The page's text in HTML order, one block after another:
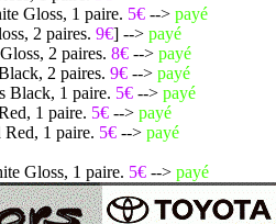
Gloss, 1 paire. 5€ --> payé
2 paires. 9€] --> payé
2 paires. 8€ --> payé
2 paires. 9€ --> payé
Black, 1 paire. 5€ --> payé
1 paire. 5€ --> payé
1 paire. 5€ --> payé
Gloss, 1 paire. 5€ --> payé